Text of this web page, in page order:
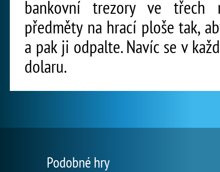
bankovní trezory ve třech
předměty na hrací ploše tak,
a pak ji odpalte. Navíc se v
dolaru.
Podobné hry